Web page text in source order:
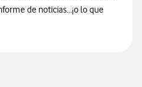
de noticias...¡o lo que